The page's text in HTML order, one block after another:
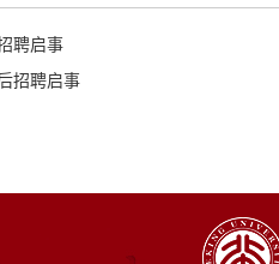
聘启事
招聘启事